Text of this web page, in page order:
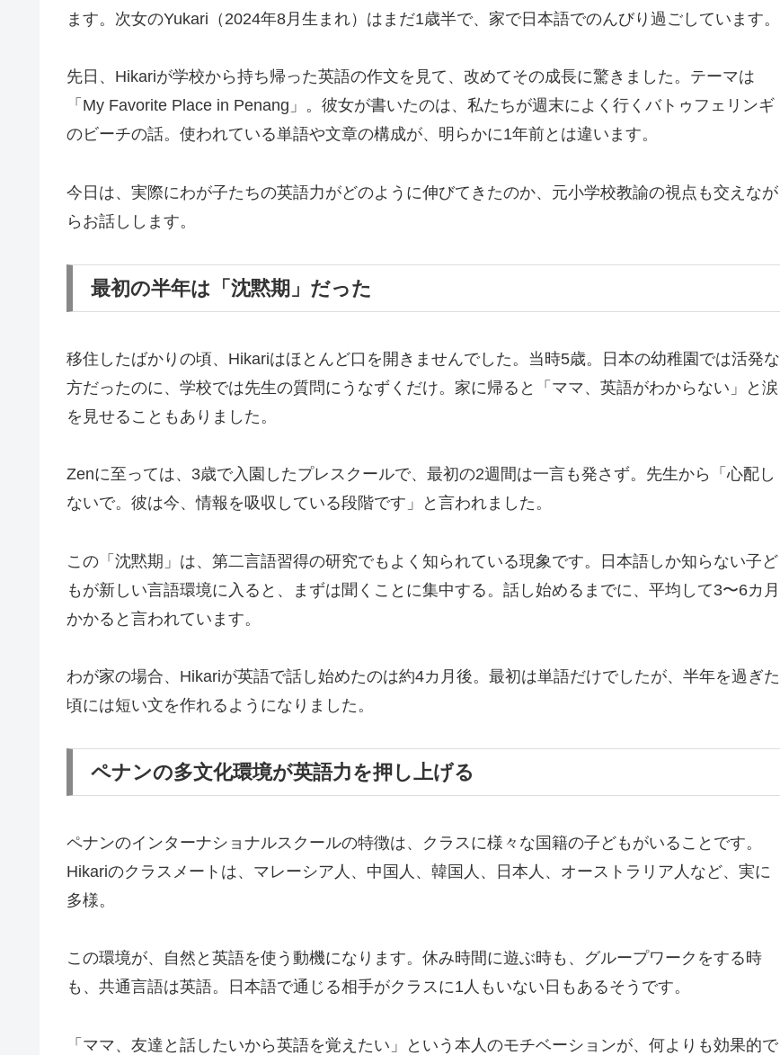
ます。次女のYukari（2024年8月生まれ）はまだ1歳半で、家で日本語でのんびり過ごしています。
先日、Hikariが学校から持ち帰った英語の作文を見て、改めてその成長に驚きました。テーマは
「My Favorite Place in Penang」。彼女が書いたのは、私たちが週末によく行くバトゥフェリンギ
のビーチの話。使われている単語や文章の構成が、明らかに1年前とは違います。
今日は、実際にわが子たちの英語力がどのように伸びてきたのか、元小学校教諭の視点も交えなが
らお話しします。
最初の半年は「沈黙期」だった
移住したばかりの頃、Hikariはほとんど口を開きませんでした。当時5歳。日本の幼稚園では活発な
方だったのに、学校では先生の質問にうなずくだけ。家に帰ると「ママ、英語がわからない」と涙
を見せることもありました。
Zenに至っては、3歳で入園したプレスクールで、最初の2週間は一言も発さず。先生から「心配し
ないで。彼は今、情報を吸収している段階です」と言われました。
この「沈黙期」は、第二言語習得の研究でもよく知られている現象です。日本語しか知らない子ど
もが新しい言語環境に入ると、まずは聞くことに集中する。話し始めるまでに、平均して3〜6カ月
かかると言われています。
わが家の場合、Hikariが英語で話し始めたのは約4カ月後。最初は単語だけでしたが、半年を過ぎた
頃には短い文を作れるようになりました。
ペナンの多文化環境が英語力を押し上げる
ペナンのインターナショナルスクールの特徴は、クラスに様々な国籍の子どもがいることです。
Hikariのクラスメートは、マレーシア人、中国人、韓国人、日本人、オーストラリア人など、実に
多様。
この環境が、自然と英語を使う動機になります。休み時間に遊ぶ時も、グループワークをする時
も、共通言語は英語。日本語で通じる相手がクラスに1人もいない日もあるそうです。
「ママ、友達と話したいから英語を覚えたい」という本人のモチベーションが、何よりも効果的で